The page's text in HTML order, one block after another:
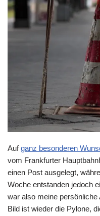
Aufganz besonderen
vom Frankfurter
einen Post ausgelegt,
Woche entstanden jedoch
war also meine
Bild ist wieder die Pylone,